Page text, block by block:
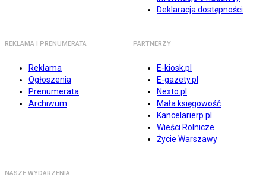
Deklaracja dostępności
REKLAMA I PRENUMERATA
Reklama
Ogłoszenia
Prenumerata
Archiwum
PARTNERZY
E-kiosk.pl
E-gazety.pl
Nexto.pl
Mała księgowość
Kancelarierp.pl
Wieści Rolnicze
Życie Warszawy
NASZE WYDARZENIA